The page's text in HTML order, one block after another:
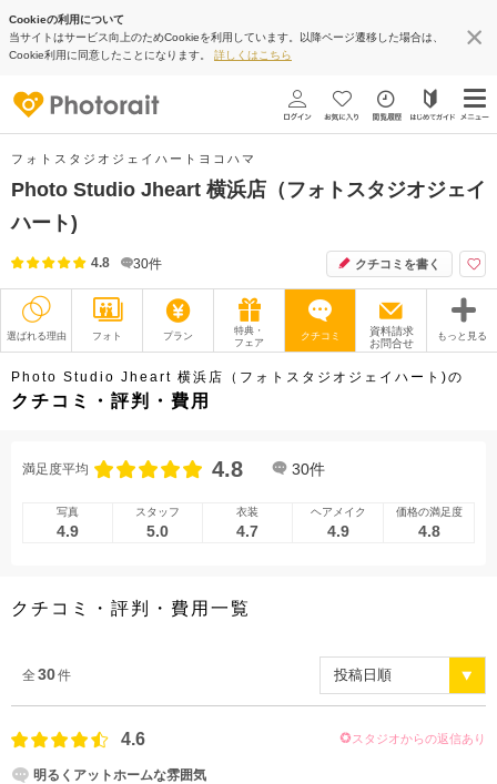
Cookieの利用について
当サイトはサービス向上のためCookieを利用しています。以降ページ遷移した場合は、
Cookie利用に同意したことになります。 詳しくはこちら
フォトスタジオジェイハートヨコハマ
Photo Studio Jheart 横浜店（フォトスタジオジェイ
ハート)
4.8 30件 クチコミを書く
選ばれる理由 フォト プラン
特典・
フェア
クチコミ
資料請求
お問合せ
もっと見る
撮影レポート フォトグラファー
オプション ブログ
アクセス/TEL スタジオトップ
海での撮影
Photo Studio Jheart 横浜店（フォトスタジオジェイハート)の
クチコミ・評判・費用
満足度平均 4.8 30件
写真
4.9
スタッフ
5.0
衣装
4.7
ヘアメイク
4.9
価格の満足度
4.8
クチコミ・評判・費用一覧
全 30件
4.6 スタジオからの返信あり
明るくアットホームな雰囲気